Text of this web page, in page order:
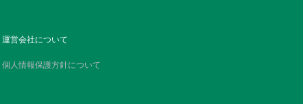
運営会社について
個人情報保護方針について